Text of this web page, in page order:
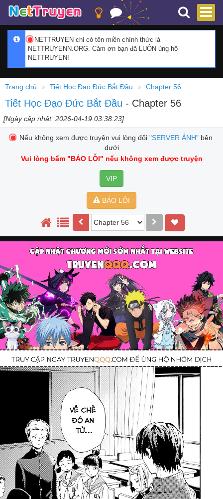
NETTRUYEN chỉ có tên miền chính thức là
NETTRUYENN.ORG. Cảm ơn bạn đã LUÔN ủng hộ
NETTRUYEN!
Trang chủ Tiết Học Đạo Đức Bắt Đầu Chapter 56
Tiết Học Đạo Đức Bắt Đầu - Chapter 56
[Ngày cập nhật: 2026-04-19 03:38:23]
Nếu không xem được truyện vui lòng đổi "SERVER ẢNH"bên
dưới
Vui lòng bấm "BÁO LỖI" nếu không xem được truyện
VIP
BÁO LỖI